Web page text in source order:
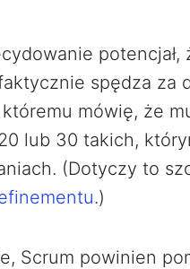
potencjał,
spędza za
mówię, że
lub 30 takich,
(Dotyczy to
.)
Scrum powinien